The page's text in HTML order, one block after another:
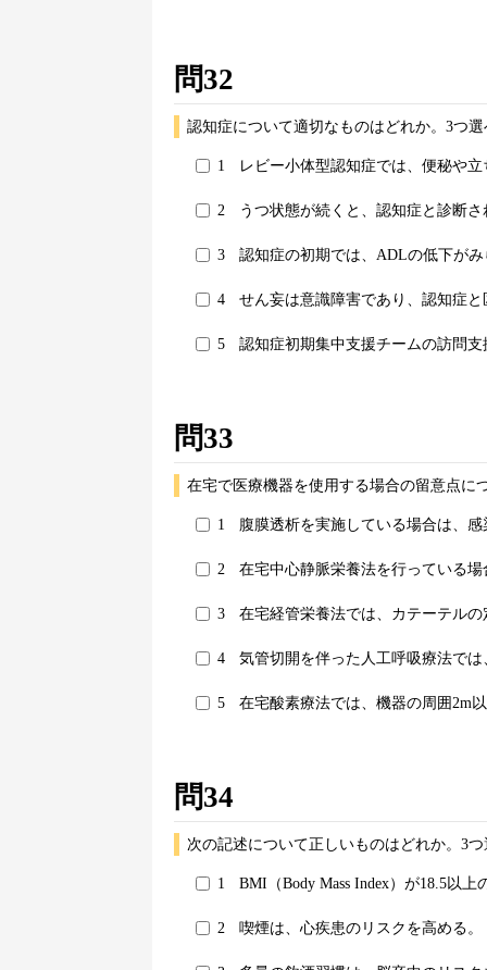
問32
認知症について適切なものはどれか。3つ選
1 レビー小体型認知症では、便秘や
2 うつ状態が続くと、認知症と診断
3 認知症の初期では、ADLの低下が
4 せん妄は意識障害であり、認知症
5 認知症初期集中支援チームの訪問
問33
在宅で医療機器を使用する場合の留意点に
1 腹膜透析を実施している場合は、
2 在宅中心静脈栄養法を行っている
3 在宅経管栄養法では、カテーテル
4 気管切開を伴った人工呼吸療法で
5 在宅酸素療法では、機器の周囲2m
問34
次の記述について正しいものはどれか。3
1 BMI（Body Mass Index）が18.5以
2 喫煙は、心疾患のリスクを高める。